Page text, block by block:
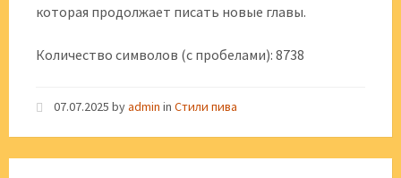
которая продолжает писать новые главы.
Количество символов (с пробелами): 8738
07.07.2025 byadmin in Стили пива